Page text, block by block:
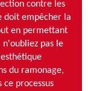
contre les
doit empêcher la
en permettant
pas le
du ramonage,
ce processus